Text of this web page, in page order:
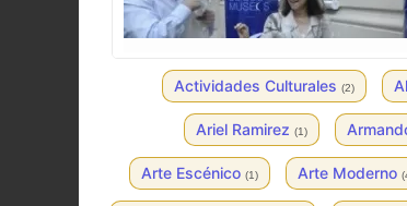
Actividades Culturales (2)
Ariel Ramirez (1)
Arte Escénico (1) Arte Moderno